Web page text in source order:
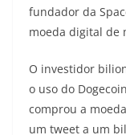
fundador da
moeda digital de
O investidor
o uso do
comprou a
um tweet a um